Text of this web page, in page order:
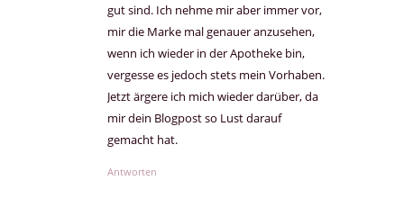
gut sind. Ich nehme mir aber immer vor,
mir die Marke mal genauer anzusehen,
wenn ich wieder in der Apotheke bin,
vergesse es jedoch stets mein Vorhaben.
Jetzt ärgere ich mich wieder darüber, da
mir dein Blogpost so Lust darauf
gemacht hat.
Antworten